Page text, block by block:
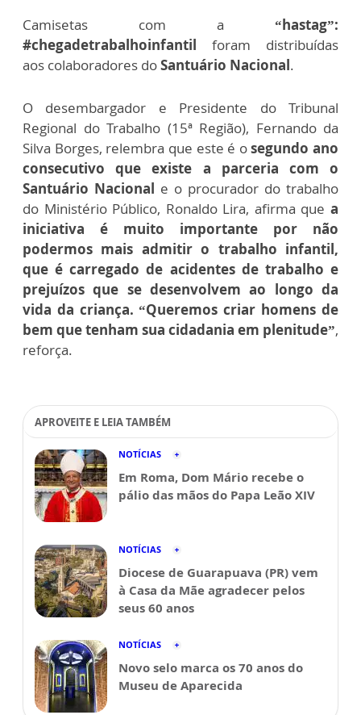
Camisetas com a “hastag”:
#chegadetrabalhoinfantil foram distribuídas
aos colaboradores doSantuário Nacional.
O desembargador e Presidente do Tribunal
Regional do Trabalho (15ª Região), Fernando da
Silva Borges, relembra que este é osegundo ano
consecutivo que existe a parceria com o
Santuário Nacional e o procurador do trabalho
do Ministério Público, Ronaldo Lira, afirma que a
iniciativa é muito importante por não
podermos mais admitir o trabalho infantil,
que é carregado de acidentes de trabalho e
prejuízos que se desenvolvem ao longo da
vida da criança. “Queremos criar homens de
bem que tenham sua cidadania em plenitude”,
reforça.
APROVEITE E LEIA TAMBÉM
NOTÍCIAS
Em Roma, Dom Mário recebe o
pálio das mãos do Papa Leão XIV
NOTÍCIAS
Diocese de Guarapuava (PR) vem
à Casa da Mãe agradecer pelos
seus 60 anos
NOTÍCIAS
Novo selo marca os 70 anos do
Museu de Aparecida